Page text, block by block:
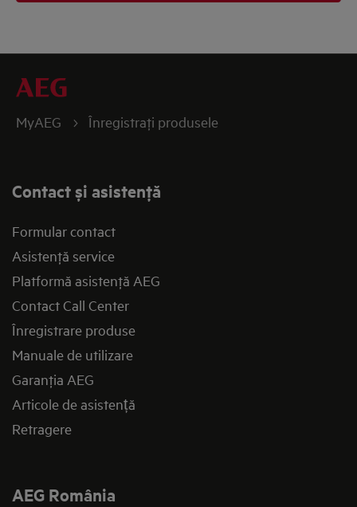
MyAEG Înregistraţi produsele
Contact și asistenţă
Formular contact
Asistenţă service
Platformă asistenţă AEG
Contact Call Center
Înregistrare produse
Manuale de utilizare
Garanţia AEG
Articole de asistență
Retragere
AEG România